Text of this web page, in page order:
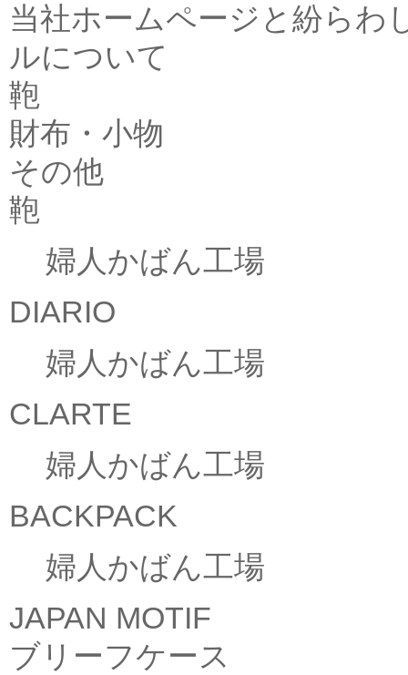
当社ホームページと紛らわ
ルについて
鞄
財布・小物
その他
鞄
婦人かばん工場
DIARIO
婦人かばん工場
CLARTE
婦人かばん工場
BACKPACK
婦人かばん工場
JAPAN MOTIF
ブリーフケース